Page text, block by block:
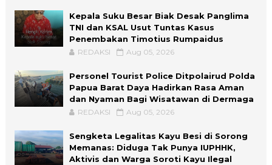
Kepala Suku Besar Biak Desak Panglima
TNI dan KSAL Usut Tuntas Kasus
Penembakan Timotius Rumpaidus
REDAKSI Aug 05, 2026
Personel Tourist Police Ditpolairud Polda
Papua Barat Daya Hadirkan Rasa Aman
dan Nyaman Bagi Wisatawan di Dermaga
REDAKSI Aug 05, 2026
Sengketa Legalitas Kayu Besi di Sorong
Memanas: Diduga Tak Punya IUPHHK,
Aktivis dan Warga Soroti Kayu Ilegal